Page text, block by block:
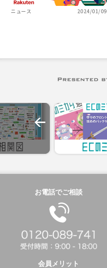
ニュース 2024/01/09
お電話でご相談
会員メリット